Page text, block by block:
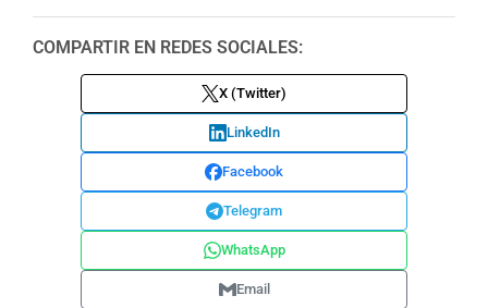
COMPARTIR EN REDES SOCIALES:
X (Twitter)
LinkedIn
Facebook
Telegram
WhatsApp
Email